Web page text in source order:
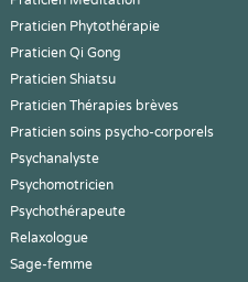
Praticien Phytothérapie
Praticien Qi Gong
Praticien Shiatsu
Praticien Thérapies brèves
Praticien soins psycho-corporels
Psychanalyste
Psychomotricien
Psychothérapeute
Relaxologue
Sage-femme